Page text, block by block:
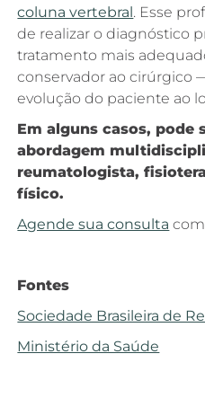
coluna vertebral. Esse
de realizar o diagnóstico
tratamento mais
conservador ao cirúrgico
evolução do paciente ao
Em alguns casos, pode
abordagem
reumatologista,
físico.
Agende sua consulta com
Fontes
Sociedade Brasileira de
Ministério da Saúde